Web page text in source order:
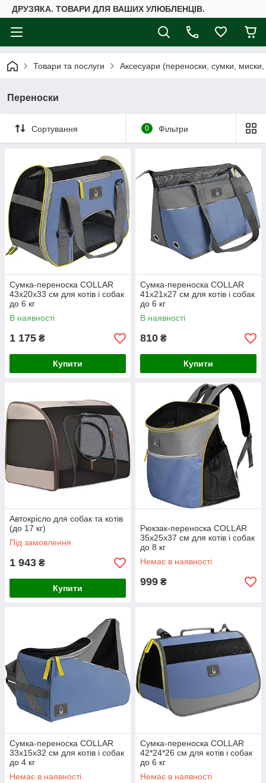
ДРУЗЯКА. ТОВАРИ ДЛЯ ВАШИХ УЛЮБЛЕНЦІВ.
Товари та послуги Аксесуари (переноски, сумки, миски,
Переноски
Сортування 0 Фільтри
Сумка-переноска COLLAR
43х20х33 см для котів і собак
до 6 кг
В наявності
1 175 ₴
Купити
Сумка-переноска COLLAR
41х21х27 см для котів і собак
до 6 кг
В наявності
810 ₴
Купити
Автокрісло для собак та котів
(до 17 кг)
Під замовлення
1 943 ₴
Купити
Рюкзак-переноска COLLAR
35х25х37 см для котів і собак
до 8 кг
Немає в наявності
999 ₴
Сумка-переноска COLLAR
33х15х32 см для котів і собак
до 4 кг
Немає в наявності
Сумка-переноска COLLAR
42*24*26 см для котів і собак
до 6 кг
Немає в наявності